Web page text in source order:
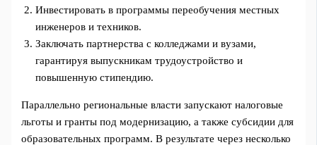
Инвестировать в программы переобучения местных
инженеров и техников.
Заключать партнерства с колледжами и вузами,
гарантируя выпускникам трудоустройство и
повышенную стипендию.
Параллельно региональные власти запускают налоговые
льготы и гранты под модернизацию, а также субсидии для
образовательных программ. В результате через несколько